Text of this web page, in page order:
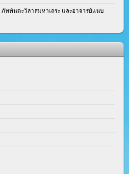
ททันตะวิลาสมหาเถระ และอาจารย์แนบ